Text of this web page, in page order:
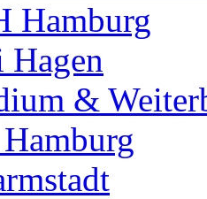
Hamburg
Hagen
&